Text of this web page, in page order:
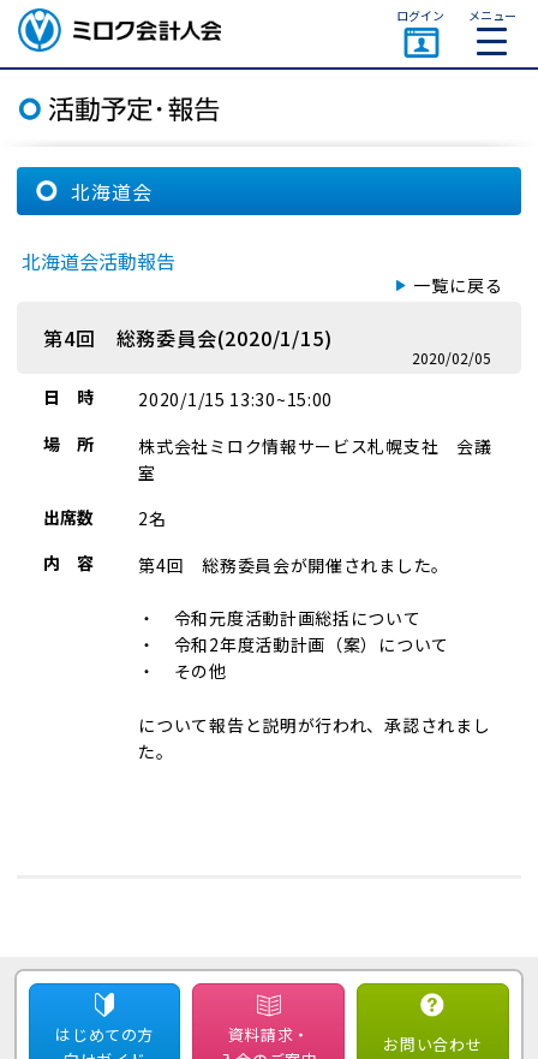
ミロク会計人会 MIROKU
ACCOUNTING PERSON
ASSOCIATION
ログイン メニュー
北海道会
北海道会活動報告
一覧に戻る
第4回 総務委員会(2020/1/15)
2020/02/05
日 時
2020/1/15 13:30~15:00
場 所
株式会社ミロク情報サービス札幌支社 会議
室
出席数
2名
内 容
第4回 総務委員会が開催されました。
・ 令和元度活動計画総括について
・ 令和2年度活動計画（案）について
・ その他
について報告と説明が行われ、承認されまし
た。
はじめての方
資料請求・
お問い合わせ